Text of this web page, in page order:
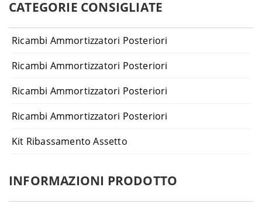
CATEGORIE CONSIGLIATE
Ricambi Ammortizzatori Posteriori
Ricambi Ammortizzatori Posteriori
Ricambi Ammortizzatori Posteriori
Ricambi Ammortizzatori Posteriori
Kit Ribassamento Assetto
INFORMAZIONI PRODOTTO